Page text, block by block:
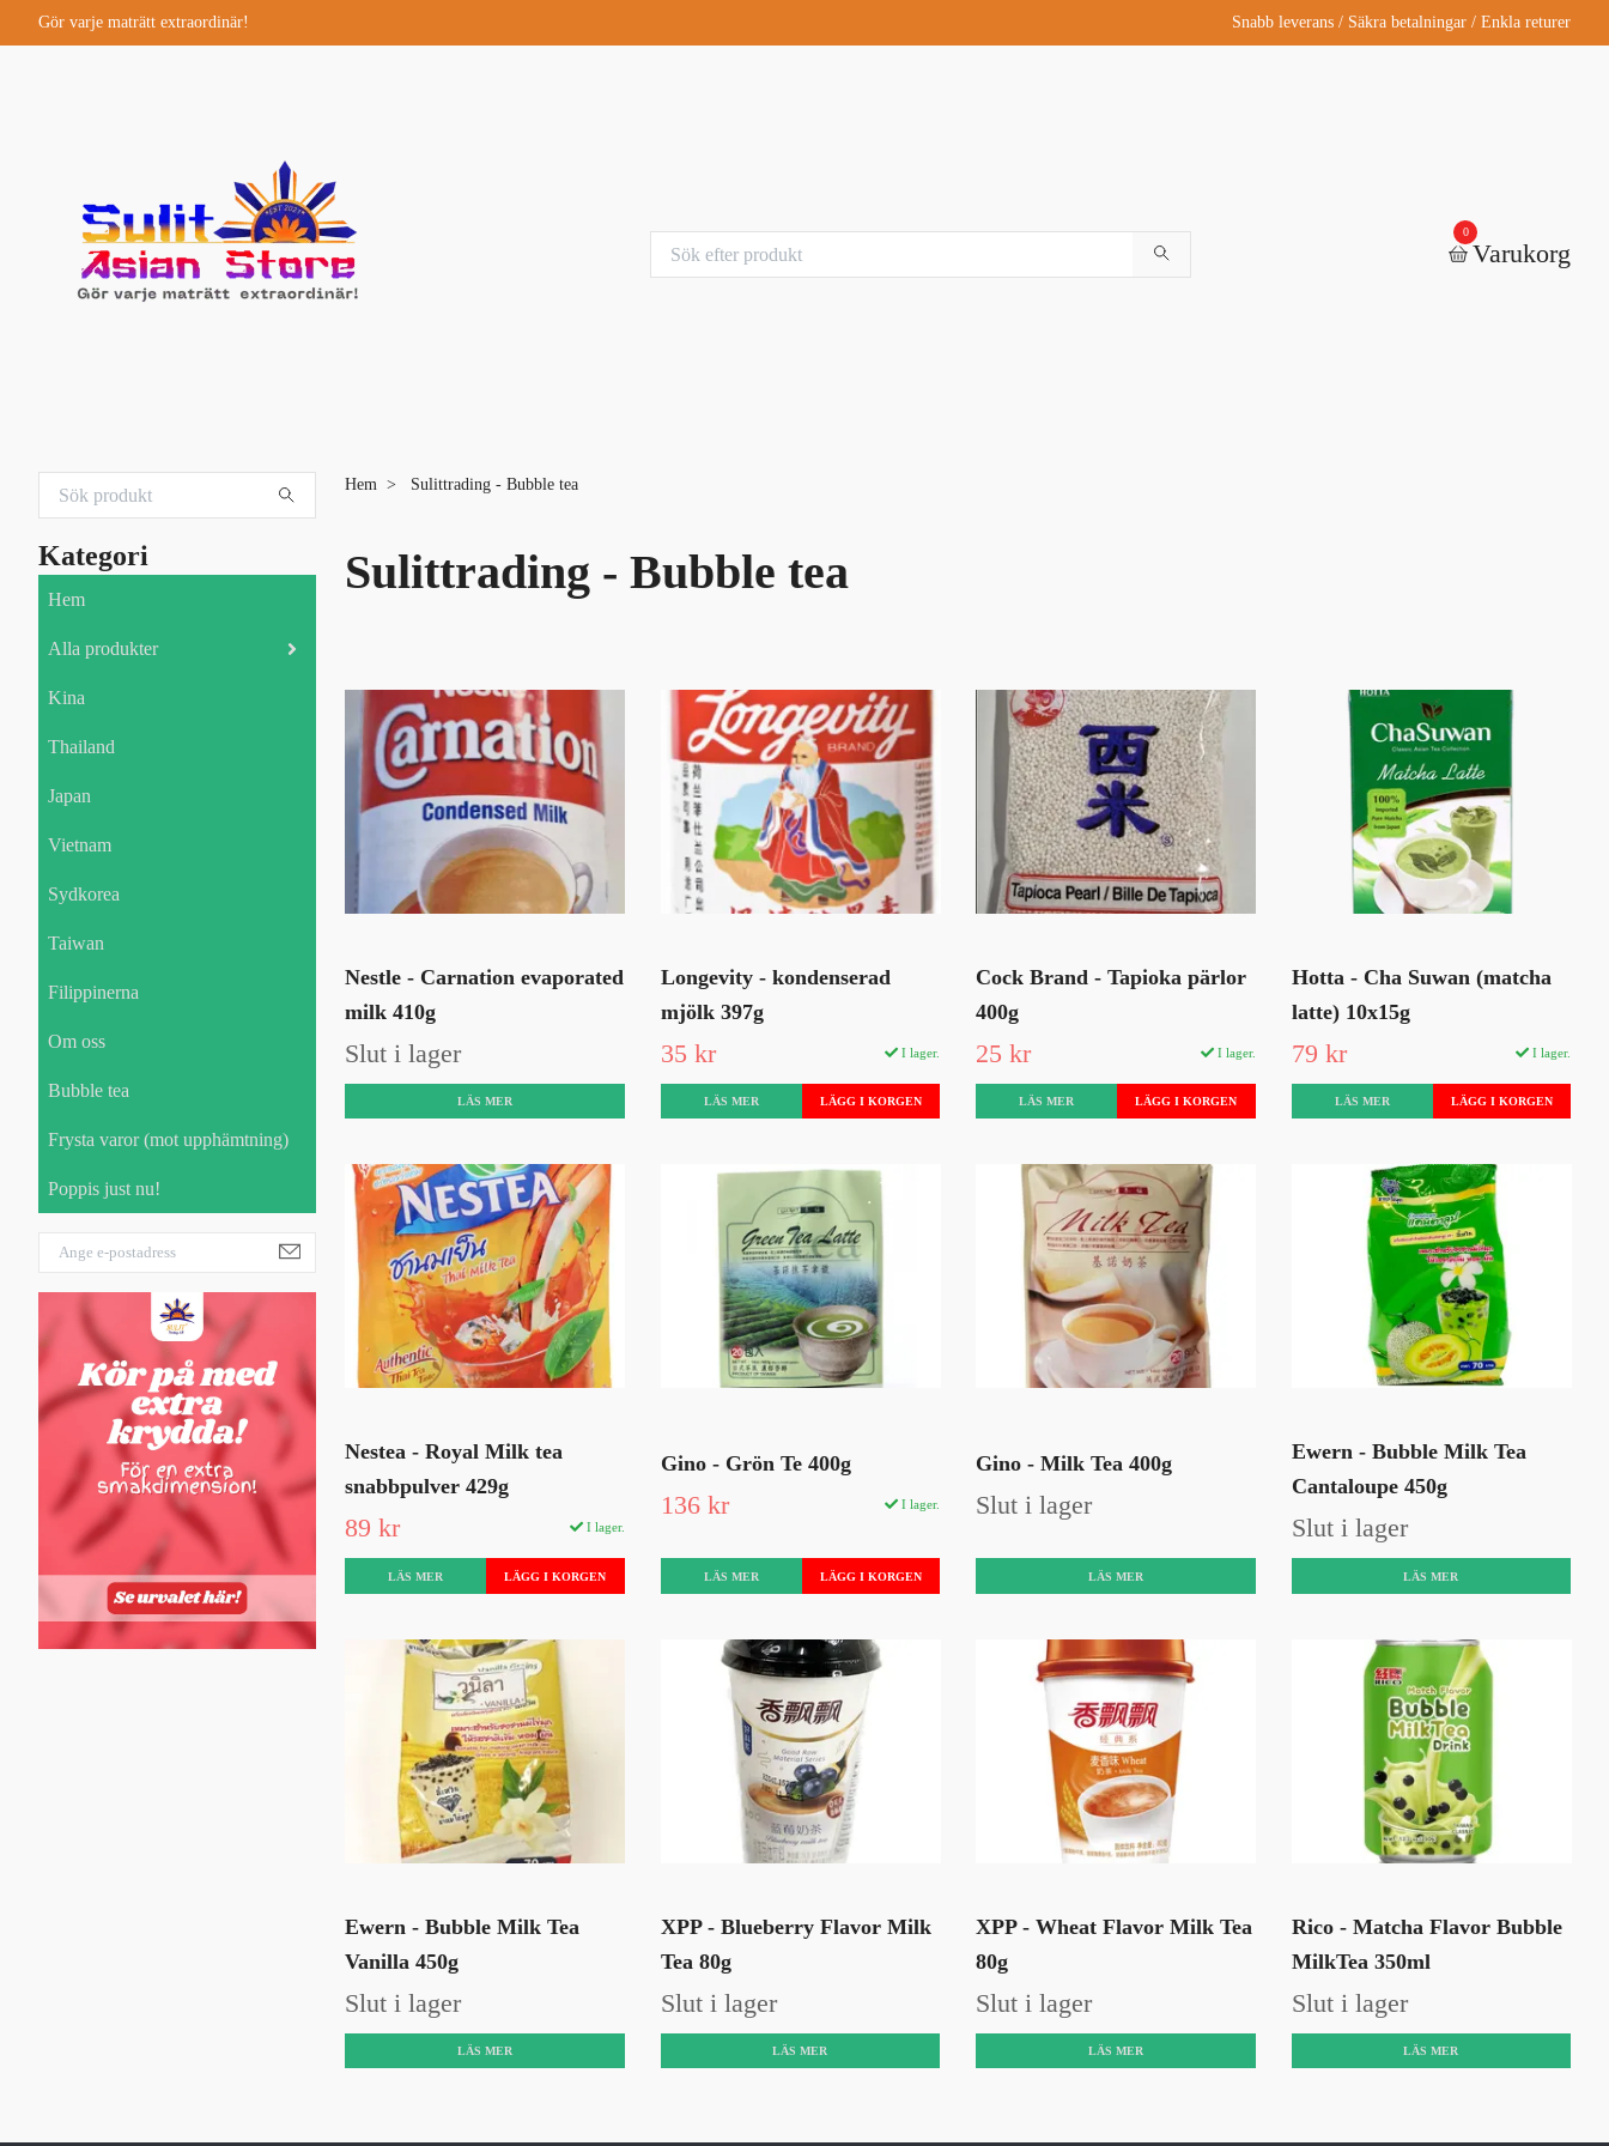
Gör varje maträtt extraordinär! Snabb leverans / Säkra betalningar / Enkla returer
0
Varukorg
Kategori
Hem
Alla produkter
Kina
Thailand
Japan
Vietnam
Sydkorea
Taiwan
Filippinerna
Om oss
Bubble tea
Frysta varor (mot upphämtning)
Poppis just nu!
Hem Sulittrading - Bubble tea
Sulittrading - Bubble tea
Nestle - Carnation evaporated
milk 410g
Slut i lager
LÄS MER
Longevity - kondenserad
mjölk 397g
35 kr I lager.
LÄS MER
Cock Brand - Tapioka pärlor
400g
25 kr I lager.
LÄS MER
Hotta - Cha Suwan (matcha
latte) 10x15g
79 kr I lager.
LÄS MER
Nestea - Royal Milk tea
snabbpulver 429g
89 kr I lager.
LÄS MER
Gino - Grön Te 400g
136 kr I lager.
LÄS MER
Gino - Milk Tea 400g
Slut i lager
LÄS MER
Ewern - Bubble Milk Tea
Cantaloupe 450g
Slut i lager
LÄS MER
Ewern - Bubble Milk Tea
Vanilla 450g
Slut i lager
LÄS MER
XPP - Blueberry Flavor Milk
Tea 80g
Slut i lager
LÄS MER
XPP - Wheat Flavor Milk Tea
80g
Slut i lager
LÄS MER
Rico - Matcha Flavor Bubble
MilkTea 350ml
Slut i lager
LÄS MER